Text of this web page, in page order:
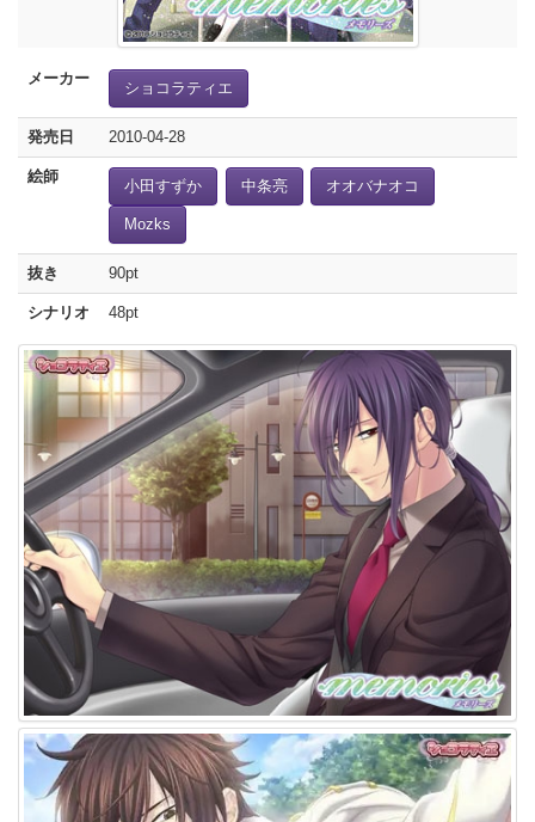
メーカー
ショコラティエ
発売日 2010-04-28
絵師
小田すずか 中条亮 オオバナオコ
Mozks
抜き 90pt
シナリオ 48pt